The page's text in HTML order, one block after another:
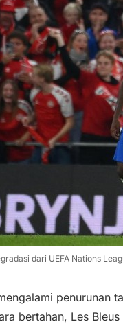
dari UEFA Nations
penurunan
bertahan, Les